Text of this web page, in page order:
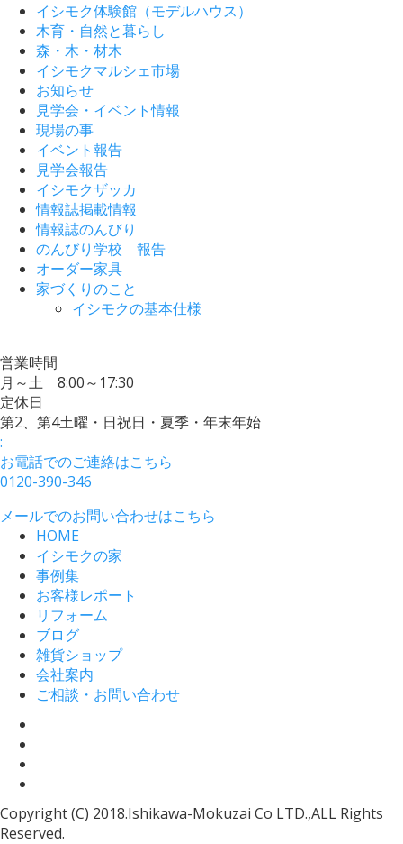
イシモク体験館（モデルハウス）
木育・自然と暮らし
森・木・材木
イシモクマルシェ市場
お知らせ
見学会・イベント情報
現場の事
イベント報告
見学会報告
イシモクザッカ
情報誌掲載情報
情報誌のんびり
のんびり学校 報告
オーダー家具
家づくりのこと
イシモクの基本仕様
営業時間
月～土 8:00～17:30
定休日
第2、第4土曜・日祝日・夏季・年末年始
:
お電話でのご連絡はこちら
0120-390-346
メールでのお問い合わせはこちら
HOME
イシモクの家
事例集
お客様レポート
リフォーム
ブログ
雑貨ショップ
会社案内
ご相談・お問い合わせ
Copyright (C) 2018.Ishikawa-Mokuzai Co LTD.,ALL Rights
Reserved.